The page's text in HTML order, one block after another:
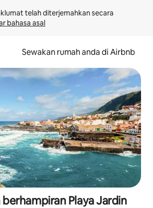
telah diterjemahkan secara
bahasa asal
Sewakan rumah anda di Airbnb
Playa Jardin